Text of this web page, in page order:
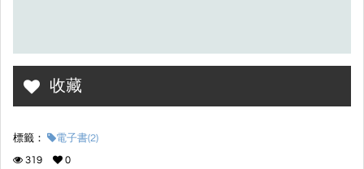
收藏
標籤：
電子書(2)
319
0